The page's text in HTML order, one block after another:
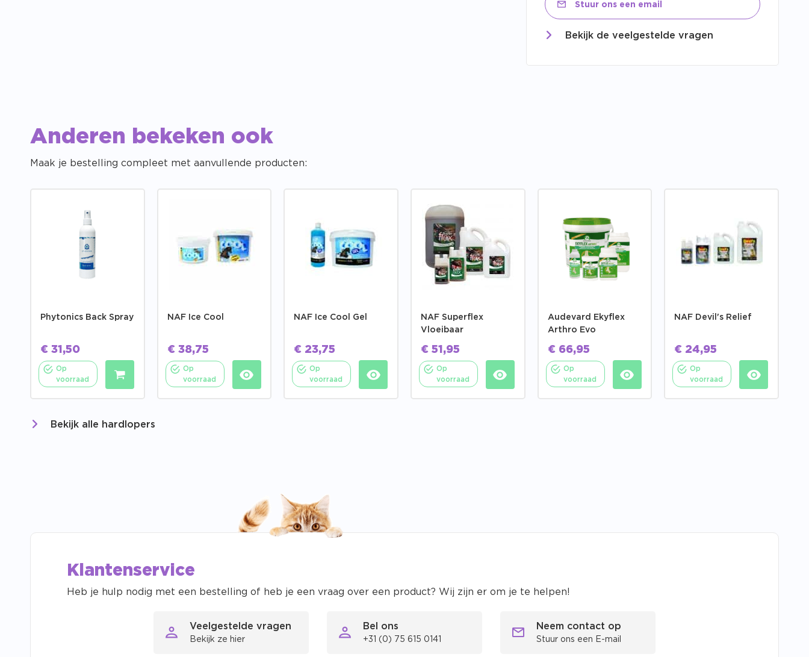
Stuur ons een email
Bekijk de veelgestelde vragen
Anderen bekeken ook
Maak je bestelling compleet met aanvullende producten:
Phytonics Back Spray
€ 31,50
Op
voorraad
NAF Ice Cool
€38,75
Op
voorraad
NAF Ice Cool Gel
€ 23,75
Op
voorraad
NAF Superflex
Vloeibaar
€51,95
Op
voorraad
Audevard Ekyflex
Arthro Evo
€66,95
Op
voorraad
NAF Devil's Relief
€ 24,95
Op
voorraad
Bekijk alle hardlopers
Klantenservice
Heb je hulp nodig met een bestelling of heb je een vraag over een product? Wij zijn er om je te helpen!
Veelgestelde vragen
Bekijk ze hier
Bel ons
+31 (0) 75 615 0141
Neem contact op
Stuur ons een E-mail